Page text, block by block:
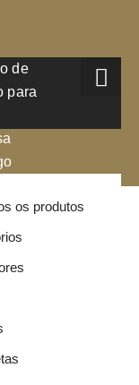
de
para
os produtos
procurar por